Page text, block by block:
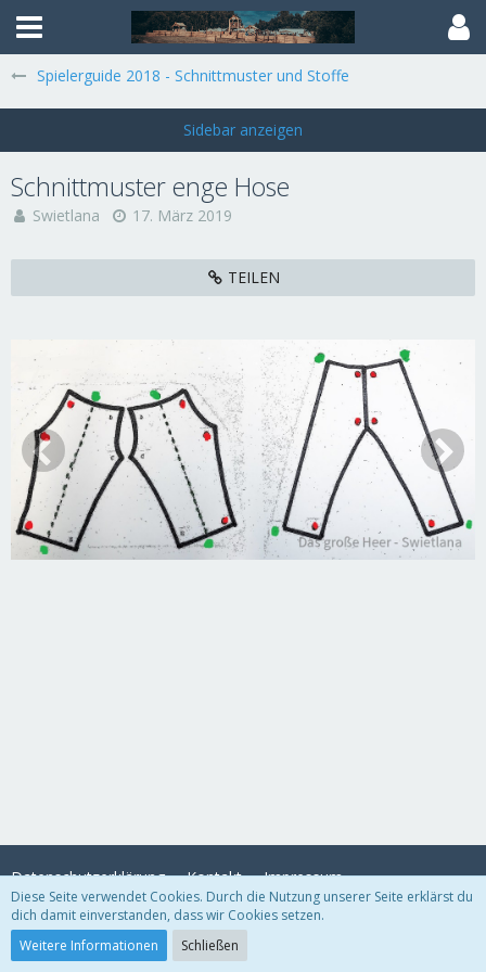
Spielerguide 2018 - Schnittmuster und Stoffe
Schnittmuster enge Hose
Swietlana 17. März 2019
TEILEN
Datenschutzerklärung Kontakt Impressum
Community-Software:
Diese Seite verwendet Cookies. Durch die Nutzung unserer Seite erklärst du
dich damit einverstanden, dass wir Cookies setzen.
Weitere Informationen
Schließen